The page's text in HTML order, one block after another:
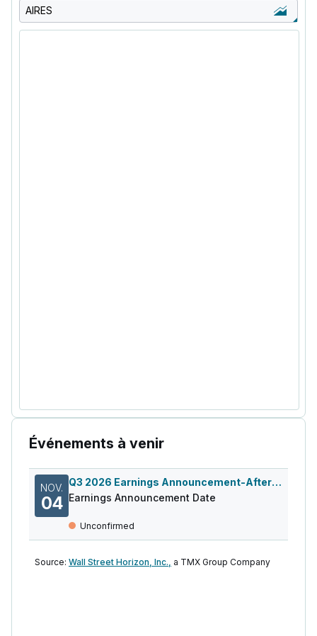
AIRES
Événements à venir
NOV.
04
Q3 2026 Earnings Announcement-After Mkt
Earnings Announcement Date
Unconfirmed
Source: Wall Street Horizon, Inc., a TMX Group Company